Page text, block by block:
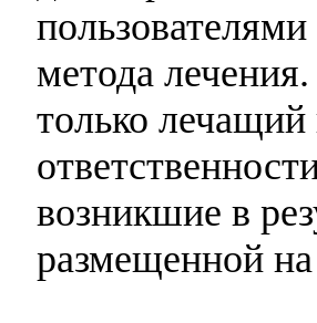
метода
только
возникшие в
размещенной